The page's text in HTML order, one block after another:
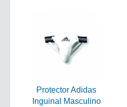
Protector Adidas
Inguinal Masculino